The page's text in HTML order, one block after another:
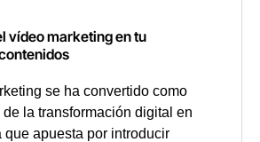
vídeo marketing en tu
se ha convertido como
la transformación digital en
que apuesta por introducir